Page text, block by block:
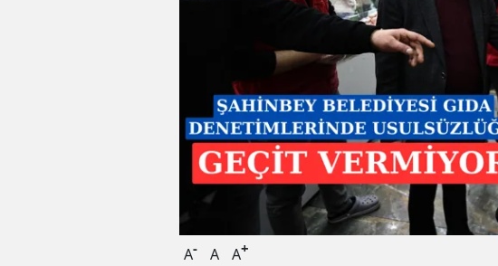
A- A A+
Gaziantep'te haklarında kesinleşmiş
hapis cezası bulunan 2 hükümlü